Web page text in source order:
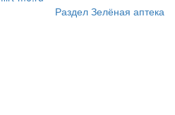
Раздел Зелёная аптека